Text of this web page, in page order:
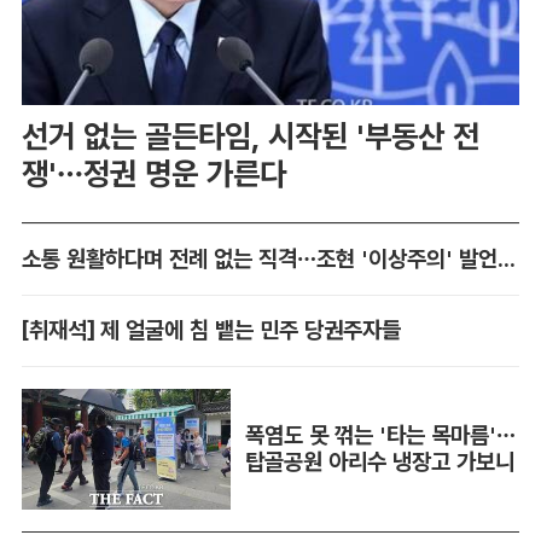
선거 없는 골든타임, 시작된 '부동산 전
쟁'…정권 명운 가른다
소통 원활하다며 전례 없는 직격…조현 '이상주의' 발언 논란
[취재석] 제 얼굴에 침 뱉는 민주 당권주자들
폭염도 못 꺾는 '타는 목마름'…
탑골공원 아리수 냉장고 가보니